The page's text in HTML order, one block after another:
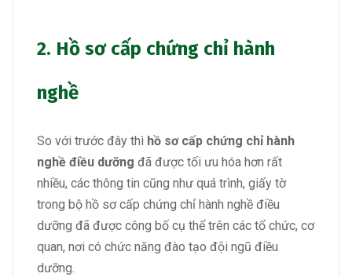
2. Hồ sơ cấp chứng chỉ hành
nghề
So với trước đây thì hồ sơ cấp chứng chỉ hành
nghề điều dưỡng đã được tối ưu hóa hơn rất
nhiều, các thông tin cũng như quá trình, giấy tờ
trong bộ hồ sơ cấp chứng chỉ hành nghề điều
dưỡng đã được công bố cụ thể trên các tổ chức, cơ
quan, nơi có chức năng đào tạo đội ngũ điều
dưỡng.